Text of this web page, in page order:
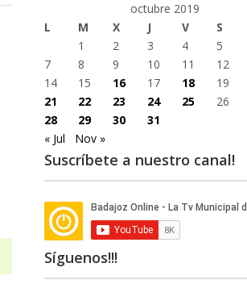
octubre 2019
L
M X J V S
1
2 3 4 5
7
8 9 10 11 12
14
15 16 17 18 19
21
22 23 24 25 26
28
29 30
31
« Jul
Nov »
Suscríbete a nuestro canal!
Síguenos!!!